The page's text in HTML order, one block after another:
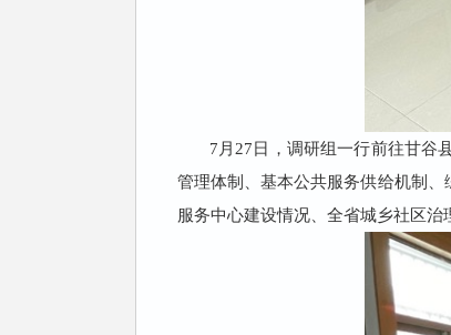
7 月 27日，调研组一行前往甘谷
管理体制、基本公共服务供给机制
服务中心建设情况、全省城乡社区治